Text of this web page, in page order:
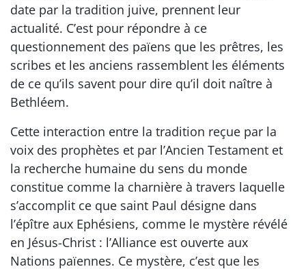
date par la tradition juive, prennent leur
actualité. C’est pour répondre à ce
questionnement des païens que les prêtres, les
scribes et les anciens rassemblent les éléments
de ce qu’ils savent pour dire qu’il doit naître à
Bethléem.
Cette interaction entre la tradition reçue par la
voix des prophètes et par l’Ancien Testament et
la recherche humaine du sens du monde
constitue comme la charnière à travers laquelle
s’accomplit ce que saint Paul désigne dans
l’épître aux Ephésiens, comme le mystère révélé
en Jésus-Christ : l’Alliance est ouverte aux
Nations païennes. Ce mystère, c’est que les